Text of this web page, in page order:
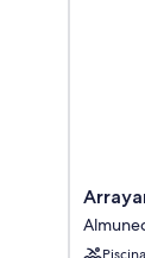
Playa
Hotel